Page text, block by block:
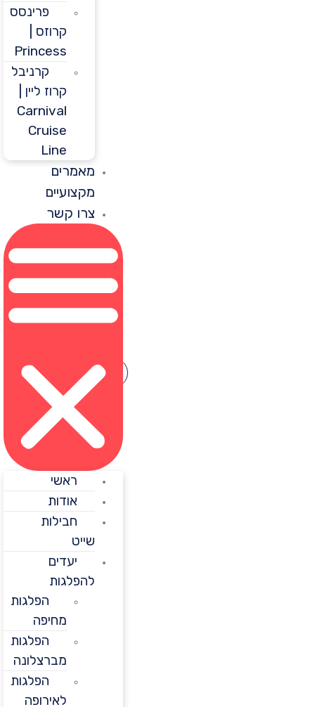
פרינסס
קרוזס |
Princess
קרניבל
קרוז ליין |
Carnival
Cruise
מאמרים
מקצועיים
צרו קשר
ראשי
אודות
חבילות
יעדים
להפלגות
הפלגות
מחיפה
הפלגות
מברצלונה
הפלגות
לאירופה